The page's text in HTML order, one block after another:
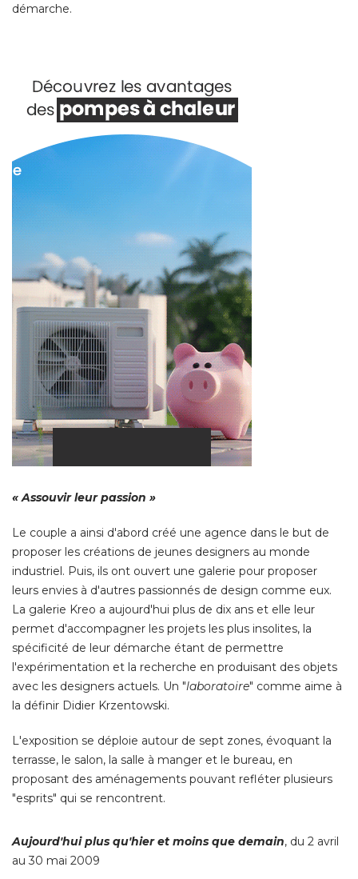
démarche.
« Assouvir leur passion »
Le couple a ainsi d'abord créé une agence dans le but de
proposer les créations de jeunes designers au monde
industriel. Puis, ils ont ouvert une galerie pour proposer
leurs envies à d'autres passionnés de design comme eux.
La galerie Kreo a aujourd'hui plus de dix ans et elle leur
permet d'accompagner les projets les plus insolites, la
spécificité de leur démarche étant de permettre
l'expérimentation et la recherche en produisant des objets
avec les designers actuels. Un "laboratoire" comme aime à
la définir Didier Krzentowski.
L'exposition se déploie autour de sept zones, évoquant la
terrasse, le salon, la salle à manger et le bureau, en
proposant des aménagements pouvant refléter plusieurs
"esprits" qui se rencontrent.
Aujourd'hui plus qu'hier et moins que demain, du 2 avril
au 30 mai 2009